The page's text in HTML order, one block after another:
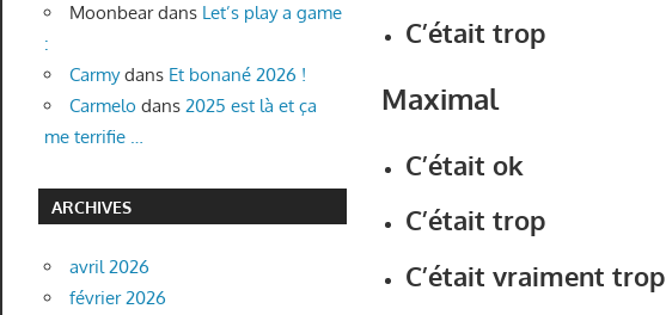
C’était trop
Maximal
C’était ok
C’était trop
C’était vraiment trop
Moonbeardans Let’s play a game
:
Carmydans Et bonané 2026 !
Carmelo dans 2025 est là et ça
me terrifie …
ARCHIVES
avril 2026
février 2026